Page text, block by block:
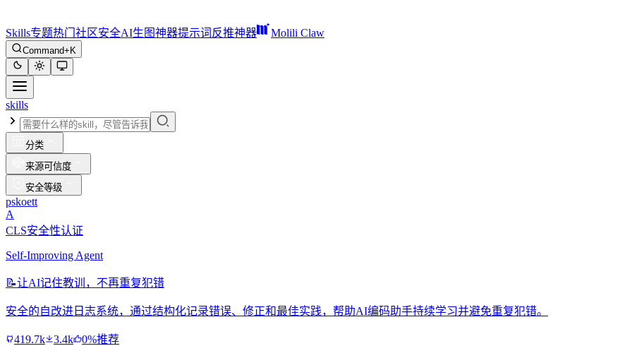
Skills专题热门 社区安全AI生图神器提示词反推神器 Molili Claw
Command+K
skills
分类
来源可信度
安全等级
pskoett
A
CLS安全性认证
Self-Improving Agent
📝让AI记住教训，不再重复犯错
安全的自改进日志系统，通过结构化记录错误、修正和最佳实践，帮助AI编码助手持续学习并避免重复犯错。
419.7k 3.4k
0%推荐